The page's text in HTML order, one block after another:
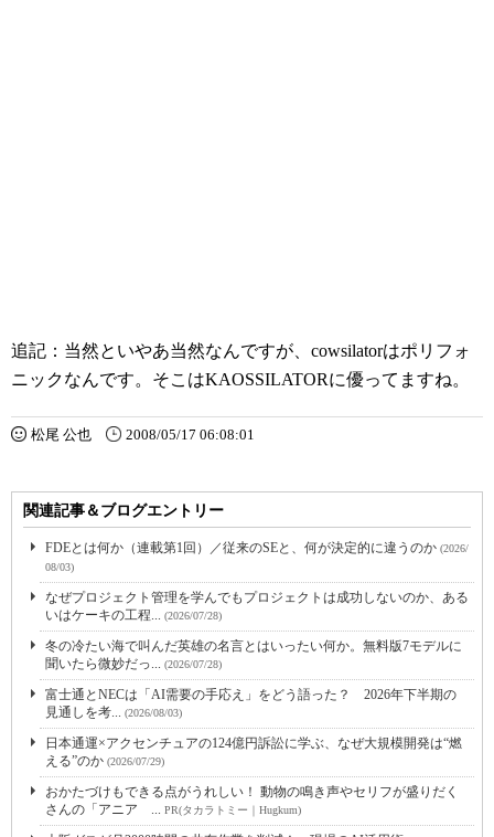
追記：当然といやあ当然なんですが、cowsilatorはポリフォ
ニックなんです。そこはKAOSSILATORに優ってますね。
松尾 公也 2008/05/17 06:08:01
関連記事＆ブログエントリー
FDEとは何か（連載第1回）／従来のSEと、何が決定的に違うのか (2026/
08/03)
なぜプロジェクト管理を学んでもプロジェクトは成功しないのか、ある
いはケーキの工程... (2026/07/28)
冬の冷たい海で叫んだ英雄の名言とはいったい何か。無料版7モデルに
聞いたら微妙だっ... (2026/07/28)
富士通とNECは「AI需要の手応え」をどう語った？ 2026年下半期の
見通しを考... (2026/08/03)
日本通運×アクセンチュアの124億円訴訟に学ぶ、なぜ大規模開発は“燃
える”のか (2026/07/29)
おかたづけもできる点がうれしい！ 動物の鳴き声やセリフが盛りだく
さんの「アニア ... PR(タカラトミー｜Hugkum)